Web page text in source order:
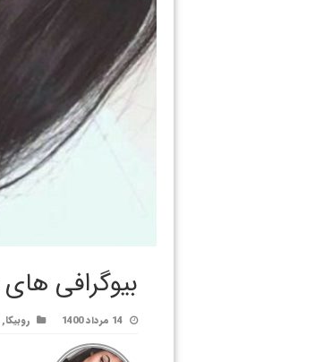
بیوگرافی
14 مرداد 1400 روبیکا,